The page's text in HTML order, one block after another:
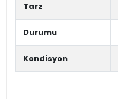
Tarz
Durumu
Kondisyon